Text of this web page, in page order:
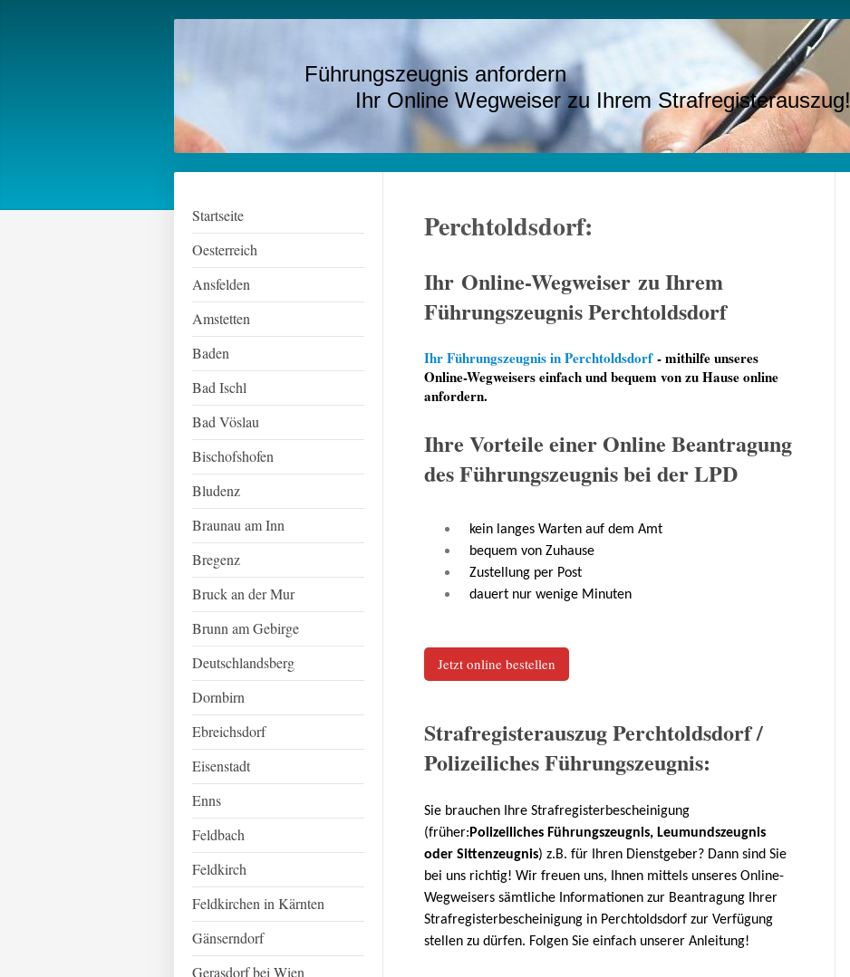
Führungszeugnis anfordern
Ihr Online Wegweiser zu Ihrem Strafregisterauszug!
Startseite
Oesterreich
Ansfelden
Amstetten
Baden
Bad Ischl
Bad Vöslau
Bischofshofen
Bludenz
Braunau am Inn
Bregenz
Bruck an der Mur
Brunn am Gebirge
Deutschlandsberg
Dornbirn
Ebreichsdorf
Eisenstadt
Enns
Feldbach
Feldkirch
Feldkirchen in Kärnten
Gänserndorf
Gerasdorf bei Wien
Perchtoldsdorf:
Ihr Online-Wegweiser zu Ihrem
Führungszeugnis Perchtoldsdorf
Ihr Führungszeugnis in Perchtoldsdorf- mithilfe unseres
Online-Wegweisers einfach und bequem von zu Hause online
anfordern.
Ihre Vorteile einer Online Beantragung
des Führungszeugnis bei der LPD
kein langes Warten auf dem Amt
bequem von Zuhause
Zustellung per Post
dauert nur wenige Minuten
Jetzt online bestellen
Strafregisterauszug Perchtoldsdorf /
Polizeiliches Führungszeugnis:
Sie brauchen Ihre Strafregisterbescheinigung
(früher: Polizeiliches Führungszeugnis, Leumundszeugnis
oder Sittenzeugnis) z.B. für Ihren Dienstgeber? Dann sind Sie
bei uns richtig! Wir freuen uns, Ihnen mittels unseres Online-
Wegweisers sämtliche Informationen zur Beantragung Ihrer
Strafregisterbescheinigung in Perchtoldsdorf zur Verfügung
stellen zu dürfen. Folgen Sie einfach unserer Anleitung!